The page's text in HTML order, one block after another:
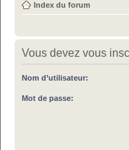
Index du forum
Vous devez vous
Nom d’utilisateur:
Mot de passe: